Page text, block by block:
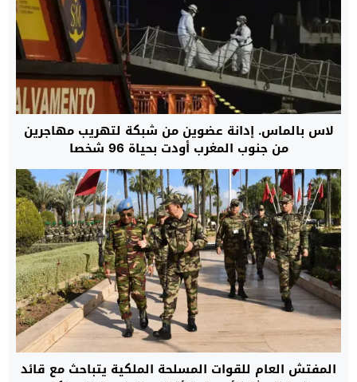
لاس بالماس. إدانة عضوين من شبكة لتهريب مهاجرين
من جنوب المغرب أودت بحياة 96 شخصا
المفتش العام للقوات المسلحة الملكية يتباحث مع قائد